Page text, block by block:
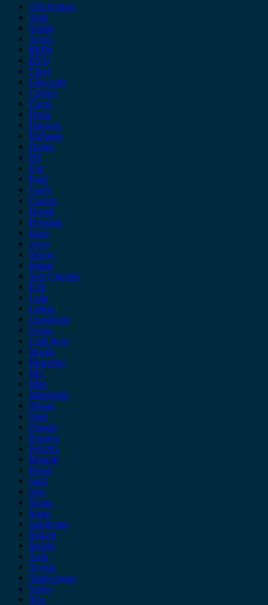
Alfa Romeo
Audi
Austin
Acura
BMW
BYD
Chery
Chevrolet
Citroen
Cupra
Dacia
Daewoo
Daihatsu
Dodge
DS
Fiat
Ford
Geely
Gonow
Honda
Hyundai
Isuzu
iveco
Jaecoo
Jaguar
Jeep Chrysler
KIA
Lada
Lancia
Leapmotor
Lexus
Lynk & co
Mazda
Mercedes
MG
Mini
Mitsubishi
Nissan
Opel
Omoda
Peugeot
Porsche
Renault
Rover
Saab
Seat
Skoda
Smart
ssangyong
Subaru
Suzuki
Tesla
Toyota
Volkswagen
Volvo
Xev